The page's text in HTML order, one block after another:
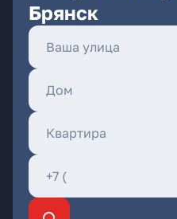
Брянск